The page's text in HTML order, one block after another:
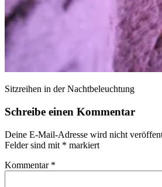
Sitzreihen in der Nachtbeleuchtung
Schreibe einen Kommentar
Deine E-Mail-Adresse wird nicht
Felder sind mit * markiert
Kommentar *